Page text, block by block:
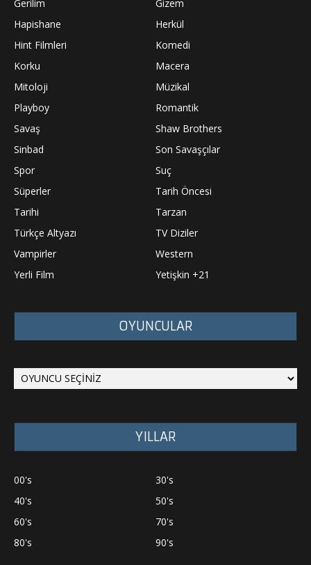
Gerilim
Gizem
Hapishane
Herkül
Hint Filmleri
Komedi
Korku
Macera
Mitoloji
Müzikal
Playboy
Romantik
Savaş
Shaw Brothers
Sinbad
Son Savaşçılar
Spor
Suç
Süperler
Tarih Öncesi
Tarihi
Tarzan
Türkçe Altyazı
TV Diziler
Vampirler
Western
Yerli Film
Yetişkin +21
OYUNCULAR
YILLAR
00's
30's
40's
50's
60's
70's
80's
90's